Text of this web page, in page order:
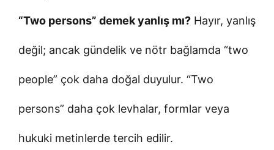
“Two persons” demek yanlış mı? Hayır, yanlış
değil; ancak gündelik ve nötr bağlamda “two
people” çok daha doğal duyulur. “Two
persons” daha çok levhalar, formlar veya
hukuki metinlerde tercih edilir.